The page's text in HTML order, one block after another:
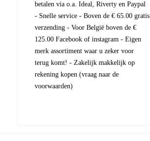
betalen via o.a. Ideal, Riverty en Paypal
- Snelle service - Boven de € 65.00 gratis
verzending - Voor België boven de €
125.00 Facebook of instagram - Eigen
merk assortiment waar u zeker voor
terug komt! - Zakelijk makkelijk op
rekening kopen (vraag naar de
voorwaarden)